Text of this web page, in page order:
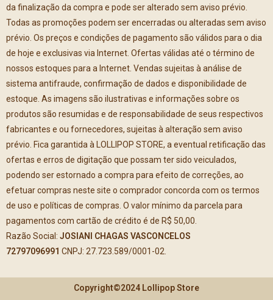
da finalização da compra e pode ser alterado sem aviso prévio.
Todas as promoções podem ser encerradas ou alteradas sem aviso
prévio. Os preços e condições de pagamento são válidos para o dia
de hoje e exclusivas via Internet. Ofertas válidas até o término de
nossos estoques para a Internet. Vendas sujeitas à análise de
sistema antifraude, confirmação de dados e disponibilidade de
estoque. As imagens são ilustrativas e informações sobre os
produtos são resumidas e de responsabilidade de seus respectivos
fabricantes e ou fornecedores, sujeitas à alteração sem aviso
prévio. Fica garantida à LOLLIPOP STORE, a eventual retificação das
ofertas e erros de digitação que possam ter sido veiculados,
podendo ser estornado a compra para efeito de correções, ao
efetuar compras neste site o comprador concorda com os termos
de uso e políticas de compras. O valor mínimo da parcela para
pagamentos com cartão de crédito é de R$ 50,00.
Razão Social: JOSIANI CHAGAS VASCONCELOS
72797096991 CNPJ: 27.723.589/0001-02.
Copyright©2024 Lollipop Store